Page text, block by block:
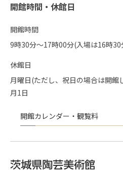
開館時間・休館日
開館時間
9時30分〜17時00分(入場は16時30
休館日
月曜日(ただし、祝日の場合は開
月1日
開館カレンダー・観覧料